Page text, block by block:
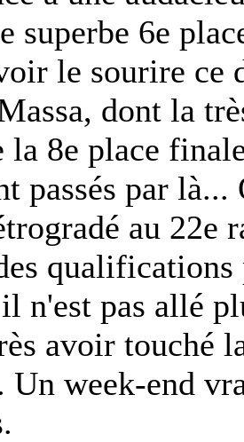
superbe 6e
le sourire ce
dont la
la 8e place
passés par
au 22e
n'est pas allé
avoir touché
Un week-end